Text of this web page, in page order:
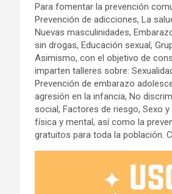
Para fomentar la prevención
Prevención de adicciones, La
Nuevas masculinidades,
sin drogas, Educación sexual,
Asimismo, con el objetivo de
imparten talleres sobre:
Prevención de embarazo
agresión en la infancia, No
social, Factores de riesgo, Sexo
física y mental, así como la
gratuitos para toda la población.